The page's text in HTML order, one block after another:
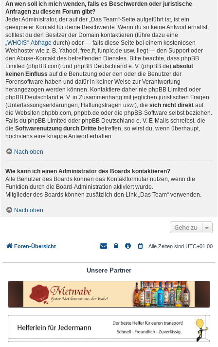
An wen soll ich mich wenden, falls es Beschwerden oder juristische
Anfragen zu diesem Forum gibt?
Jeder Administrator, der auf der „Das Team“-Seite aufgeführt ist, ist ein
geeigneter Kontakt für deine Beschwerde. Wenn du so keine Antwort erhältst,
solltest du den Besitzer der Domain kontaktieren (führe dazu eine
„WHOIS“-Abfrage durch) oder — falls diese Seite bei einem kostenlosen
Webhoster wie z. B. Yahoo!, free.fr, funpic.de usw. liegt — den Support oder
den Abuse-Kontakt des betreffenden Dienstes. Bitte beachte, dass phpBB
Limited (phpBB.com) und phpBB Deutschland e. V. (phpBB.de) absolut
keinen Einfluss auf die Benutzung oder den oder die Benutzer der
Forensoftware haben und dafür in keiner Weise zur Verantwortung
herangezogen werden können. Kontaktiere daher nie phpBB Limited oder
phpBB Deutschland e. V. in Zusammenhang mit jeglichen juristischen Fragen
(Unterlassungserklärungen, Haftungsfragen usw.), die sich nicht direkt auf
die Websiten phpbb.com, phpbb.de oder die phpBB-Software selbst beziehen.
Falls du phpBB Limited oder phpBB Deutschland e. V. E-Mails schreibst, die
die Softwarenutzung durch Dritte betreffen, so wirst du, wenn überhaupt,
höchstens eine knappe Antwort erhalten.
Nach oben
Wie kann ich einen Administrator des Boards kontaktieren?
Alle Benutzer des Boards können das Kontaktformular nutzen, wenn die
Funktion durch die Board-Administration aktiviert wurde.
Mitglieder des Boards können zusätzlich den Link „Das Team“ verwenden.
Nach oben
Gehe zu
Foren-Übersicht Alle Zeiten sind UTC+01:00
Unsere Partner